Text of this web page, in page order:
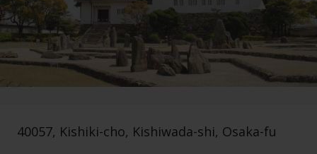
40057, Kishiki-cho, Kishiwada-shi, Osaka-fu